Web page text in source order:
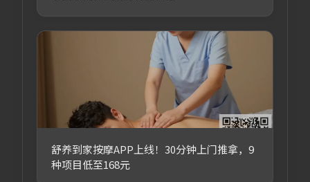
舒养到家按摩APP上线！30分钟上门推拿，9
种项目低至168元